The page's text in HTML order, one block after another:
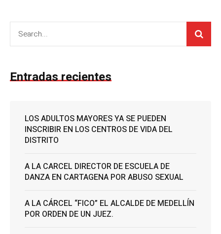
Entradas recientes
LOS ADULTOS MAYORES YA SE PUEDEN
INSCRIBIR EN LOS CENTROS DE VIDA DEL
DISTRITO
A LA CARCEL DIRECTOR DE ESCUELA DE
DANZA EN CARTAGENA POR ABUSO SEXUAL
A LA CÁRCEL “FICO” EL ALCALDE DE MEDELLÍN
POR ORDEN DE UN JUEZ.